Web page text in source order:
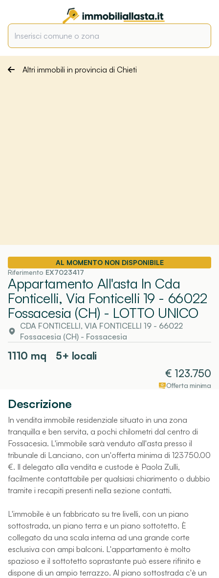
Altri immobili in provincia di Chieti
AL MOMENTO NON DISPONIBILE
Riferimento EX7023417
Appartamento All'asta In Cda
Fonticelli, Via Fonticelli 19 - 66022
Fossacesia (CH) - LOTTO UNICO
CDA FONTICELLI, VIA FONTICELLI 19 - 66022
Fossacesia (CH)- Fossacesia
1110 mq
5+ locali
€ 123.750
Offerta minima
Descrizione
In vendita immobile residenziale situato in una zona
tranquilla e ben servita, a pochi chilometri dal centro di
Fossacesia. L'immobile sarà venduto all'asta presso il
tribunale di Lanciano, con un'offerta minima di 123750.00
€. Il delegato alla vendita e custode è Paola Zulli,
facilmente contattabile per qualsiasi chiarimento o dubbio
tramite i recapiti presenti nella sezione contatti.
L'immobile è un fabbricato su tre livelli, con un piano
sottostrada, un piano terra e un piano sottotetto. È
collegato da una scala interna ad una grande corte
esclusiva con ampi balconi. L'appartamento è molto
spazioso e il sottotetto soprastante può essere rifinito e
dispone di un ampio terrazzo. Al piano sottostrada c'è un